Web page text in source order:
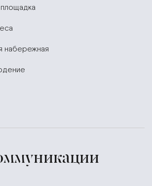
набережная